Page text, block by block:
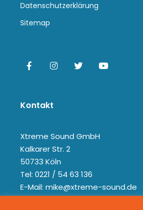
Datenschutzerklärung
Sitemap
Kontakt
Xtreme Sound GmbH
Kalkarer Str. 2
50733 Köln
Tel: 0221 / 54 63 136
E-Mail: mike@xtreme-sound.de